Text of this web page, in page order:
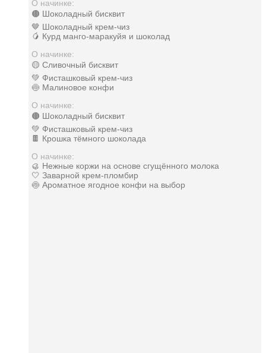
О начинке:
🟤 Шоколадный бисквит
🤎 Шоколадный крем-чиз
🥭 Курд манго-маракуйя и шоколад
О начинке:
🟡 Сливочный бисквит
💚 Фисташковый крем-чиз
🍥 Малиновое конфи
О начинке:
🟤 Шоколадный бисквит
💚 Фисташковый крем-чиз
🍫 Крошка тёмного шоколада
О начинке:
🥮 Нежные коржи на основе сгущённого молока
🤍 Заварной крем-пломбир
🍥 Ароматное ягодное конфи на выбор